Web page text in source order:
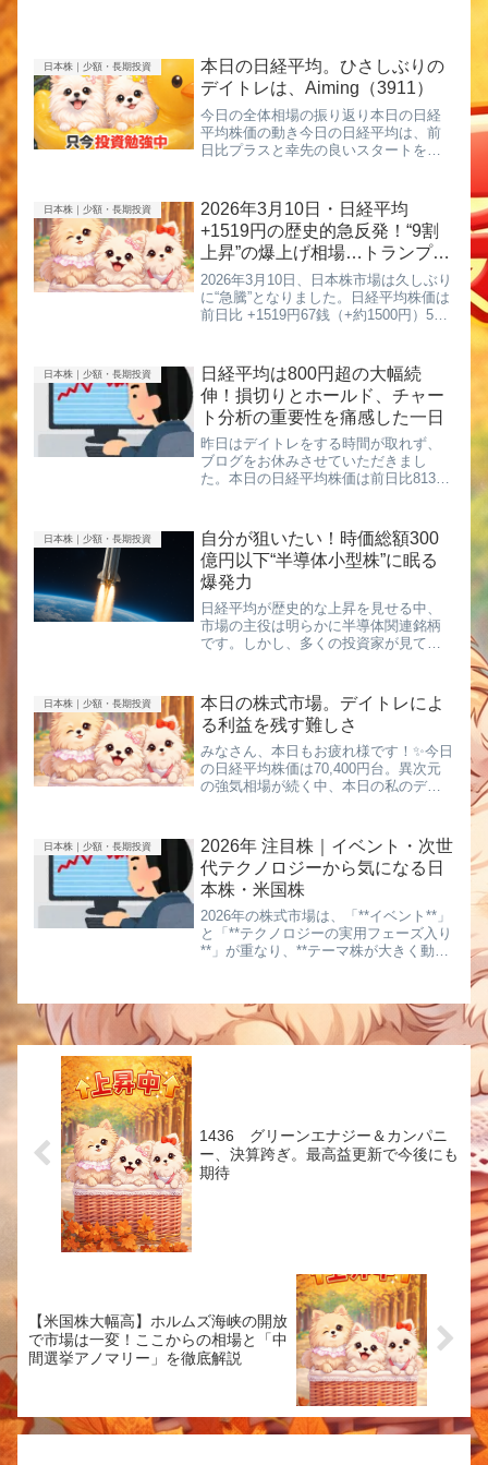
日本株｜少額・長期投資
本日の日経平均。ひさしぶりの
デイトレは、Aiming（3911）
今日の全体相場の振り返り本日の日経
平均株価の動き今日の日経平均は、前
日比プラスと幸先の良いスタートを切
り、一筋縄ではいかない展開に。粘り
を見せた引け間際「今日はこのまま下
げる...
日本株｜少額・長期投資
2026年3月10日・日経平均
+1519円の歴史的急反発！“9割
上昇”の爆上げ相場…トランプ発
言の真意
2026年3月10日、日本株市場は久しぶり
に“急騰”となりました。日経平均株価は
前日比 +1519円67銭（+約1500円）5万
に包まれました。さらに注目すべきな
のは...
日本株｜少額・長期投資
日経平均は800円超の大幅続
伸！損切りとホールド、チャー
ト分析の重要性を痛感した一日
昨日はデイトレをする時間が取れず、
ブログをお休みさせていただきまし
た。本日の日経平均株価は前日比813円
この大きな上昇の理由から解説しま
す。 日経平均が800...
日本株｜少額・長期投資
自分が狙いたい！時価総額300
億円以下“半導体小型株”に眠る
爆発力
日経平均が歴史的な上昇を見せる中、
市場の主役は明らかに半導体関連銘柄
です。しかし、多くの投資家が見てい
ん。👉 **“まだ気づかれていない小型半
導体株”**です。■ 爆発候補...
日本株｜少額・長期投資
本日の株式市場。デイトレによ
る利益を残す難しさ
みなさん、本日もお疲れ様です！✨今日
の日経平均株価は70,400円台。異次元
の強気相場が続く中、本日の私のデイ
ップ高を演じた、今もっとも熱い注目
銘柄。今日の値動き...
日本株｜少額・長期投資
2026年 注目株｜イベント・次世
代テクノロジーから気になる日
本株・米国株
2026年の株式市場は、「**イベント**」
と「**テクノロジーの実用フェーズ入り
**」が重なり、**テーマ株が大きく動き
る**イベント*** 2026年に本格...
1436 グリーンエナジー＆カンパニ
ー、決算跨ぎ。最高益更新で今後にも
期待
【米国株大幅高】ホルムズ海峡の開放
で市場は一変！ここからの相場と「中
間選挙アノマリー」を徹底解説